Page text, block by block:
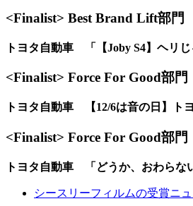
<Finalist> Best Brand Lift部門
トヨタ自動車 「【Joby S4】ヘリ
<Finalist> Force For Good部門
トヨタ自動車 【12/6は音の日】ト
<Finalist> Force For Good部門
トヨタ自動車 「どうか、おわらな
シースリーフィルムの受賞ニ